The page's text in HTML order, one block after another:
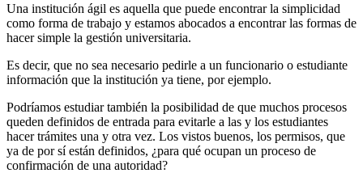
Una institución ágil es aquella que puede encontrar la simplicidad
como forma de trabajo y estamos abocados a encontrar las formas de
hacer simple la gestión universitaria.
Es decir, que no sea necesario pedirle a un funcionario o estudiante
información que la institución ya tiene, por ejemplo.
Podríamos estudiar también la posibilidad de que muchos procesos
queden definidos de entrada para evitarle a las y los estudiantes
hacer trámites una y otra vez. Los vistos buenos, los permisos, que
ya de por sí están definidos, ¿para qué ocupan un proceso de
confirmación de una autoridad?